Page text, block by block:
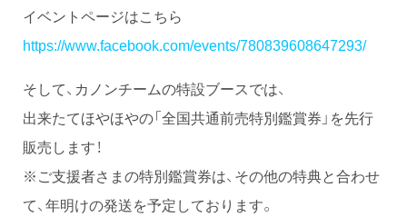
イベントページはこちら
https://www.facebook.com/events/780839608647293/
そして、カノンチームの特設ブースでは、
出来たてほやほやの「全国共通前売特別鑑賞券」を先行
販売します！
※ご支援者さまの特別鑑賞券は、その他の特典と合わせ
て、年明けの発送を予定しております。